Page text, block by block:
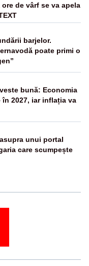
de vârf se va apela
barjelor.
poate primi o
bună: Economia
în 2027, iar inflația va
unui portal
care scumpește